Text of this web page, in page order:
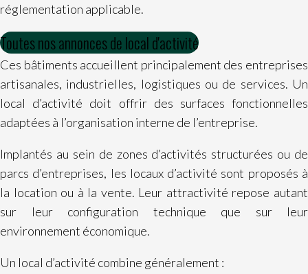
réglementation applicable.
Toutes nos annonces de local d'activité
Ces bâtiments accueillent principalement des entreprises
artisanales, industrielles, logistiques ou de services. Un
local d’activité doit offrir des surfaces fonctionnelles
adaptées à l’organisation interne de l’entreprise.
Implantés au sein de zones d’activités structurées ou de
parcs d’entreprises, les locaux d’activité sont proposés à
la location ou à la vente. Leur attractivité repose autant
sur leur configuration technique que sur leur
environnement économique.
Un local d’activité combine généralement :